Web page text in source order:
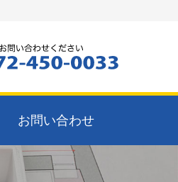
お問い合わせ